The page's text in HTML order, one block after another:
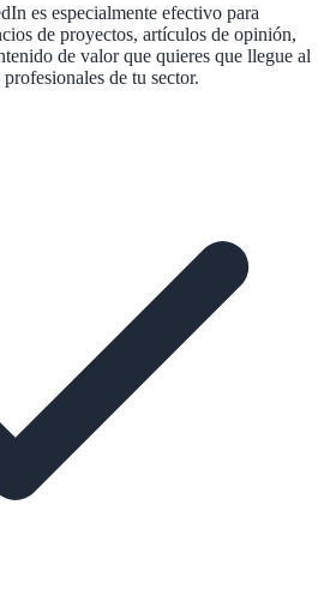
es especialmente efectivo para
de proyectos, artículos de opinión,
de valor que quieres que llegue al
de tu sector.